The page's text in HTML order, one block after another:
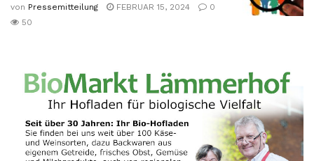
von Pressemitteilung FEBRUAR 15, 2024
0
50